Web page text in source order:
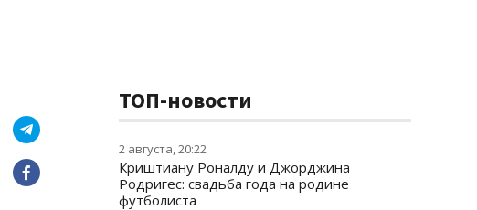
ТОП-новости
2 августа, 20:22
Криштиану Роналду и Джорджина
Родригес: свадьба года на родине
футболиста